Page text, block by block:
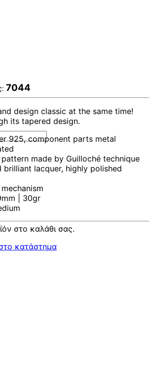
στο καλάθι σας.
κατάστημα
7044
design classic at the same time!
its tapered design.
925, component parts metal
made by Guilloché technique
brilliant lacquer, highly polished
| 30gr